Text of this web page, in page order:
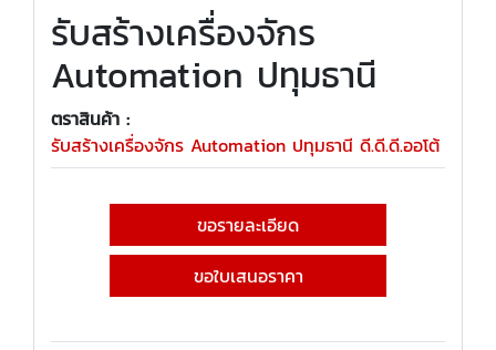
รับสร้างเครื่องจักร
Automation ปทุมธานี
ตราสินค้า :
รับสร้างเครื่องจักร Automation ปทุมธานี ดี.ดี.ดี.ออโต้
ขอรายละเอียด
ขอใบเสนอราคา